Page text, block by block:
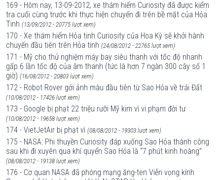
169 - Hôm nay, 13-09-2012, xe thám hiểm Curiosity đã được kiểm
tra cuối cùng trước khi thực hiện chuyến đi trên bề mặt của Hỏa
Tinh (13/09/2012 - 20775 lượt xem)
170 - Xe thám hiểm Hỏa tinh Curiosity của Hoa Kỳ sẽ khởi hành
chuyến đầu tiên trên Hỏa tinh (24/08/2012 - 22765 lượt xem)
171 - Mỹ cho thử nghiệm máy bay siêu thanh với tốc độ nhanh
gấp 6 lần tốc độ của âm thanh (tức là hơn 7 ngàn 300 cây số 1
giờ) (16/08/2012 - 20803 lượt xem)
172 - Robot Rover gởi ảnh màu đầu tiên từ Sao Hỏa về trái Đất
(10/08/2012 - 17426 lượt xem)
173 - Google bị phạt 22 triệu rưỡi Mỹ kim vì vi phạm đời tư
(10/08/2012 - 19658 lượt xem)
174 - VietJetAir bị phạt vì (08/08/2012 - 19303 lượt xem)
175 - NASA: Phi thuyền Curiosity đáp xuống Sao Hỏa thành công
sau khi đi xuyên qua khí quyển Sao Hỏa là “7 phút kinh hoàng”
(08/08/2012 - 19138 lượt xem)
176 - Cơ quan NASA đã phóng mạng ăng-ten Viễn vọng kính